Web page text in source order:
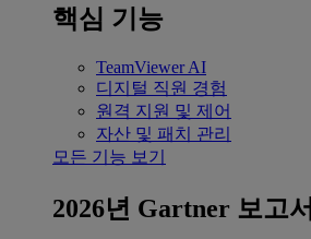
핵심 기능
TeamViewer AI
디지털 직원 경험
원격 지원 및 제어
자산 및 패치 관리
모든 기능 보기
2026년 Gartner 보고서